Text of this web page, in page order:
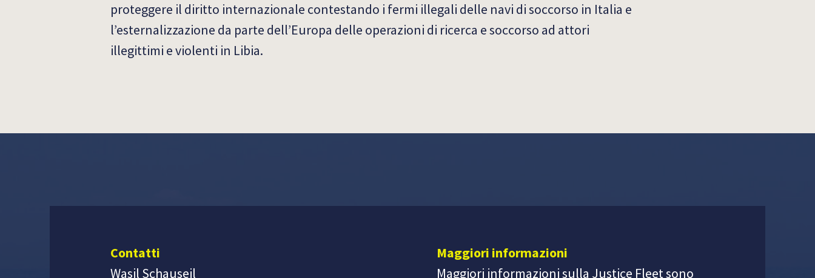
proteggere il diritto internazionale contestando i fermi illegali delle navi di soccorso in Italia e
l’esternalizzazione da parte dell’Europa delle operazioni di ricerca e soccorso ad attori
illegittimi e violenti in Libia.
Contatti
Wasil Schauseil
Maggiori informazioni
Maggiori informazioni sulla Justice Fleet sono